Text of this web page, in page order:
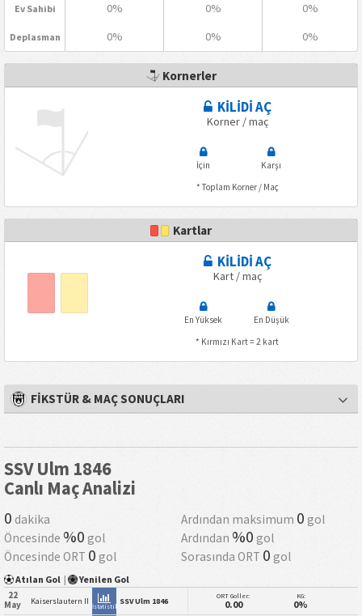
Ev Sahibi 0% 0% 0%
Deplasman 0% 0% 0%
Kornerler
KİLİDİ AÇ
Korner / maç
İçin
Karşı
* Toplam Korner / Maç
Kartlar
KİLİDİ AÇ
Kart / maç
En Yüksek
En Düşük
* Kırmızı Kart = 2 kart
FİKSTÜR & MAÇ SONUÇLARI
SSV Ulm 1846
Canlı Maç Analizi
0 dakika Ardından maksimum 0 gol
Öncesinde %0 gol Ardından %0 gol
Öncesinde ORT 0 gol Sorasında ORT 0 gol
Atılan Gol | Yenilen Gol
22
May
Kaiserslautern II
İstatistik
SSV Ulm 1846 ORT Goller:
0.00
KG:
0%